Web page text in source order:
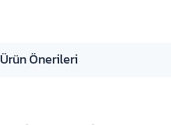
Ürün Önerileri